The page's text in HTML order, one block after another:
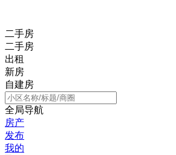
二手房
二手房
出租
新房
自建房
全局导航
房产
发布
我的